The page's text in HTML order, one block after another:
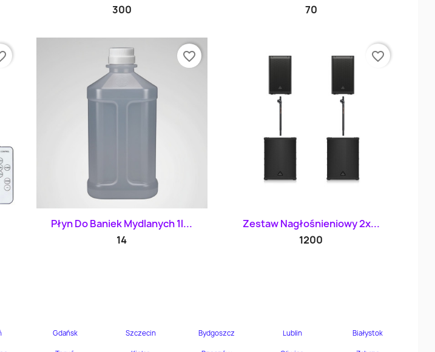
300
70
Szybki podgląd
Płyn Do Baniek Mydlanych 1l...
14
favorite_border
Szybki podgląd
Zestaw Nagłośnieniowy 2x...
1200
favorite_border